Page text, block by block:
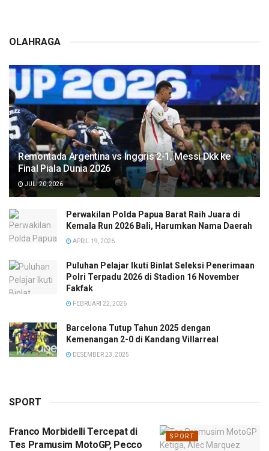
OLAHRAGA
Remontada Argentina vs Inggris 2-1, Messi Dkk ke
Final Piala Dunia 2026
JULI 20, 2026
Perwakilan Polda Papua Barat Raih Juara di
Kemala Run 2026 Bali, Harumkan Nama Daerah
APRIL 19, 2026
Puluhan Pelajar Ikuti Binlat Seleksi Penerimaan
Polri Terpadu 2026 di Stadion 16 November
Fakfak
FEBRUARI 22, 2026
Barcelona Tutup Tahun 2025 dengan
Kemenangan 2-0 di Kandang Villarreal
DESEMBER 23, 2025
SPORT
SPORT
Franco Morbidelli Tercepat di
Tes Pramusim MotoGP, Pecco